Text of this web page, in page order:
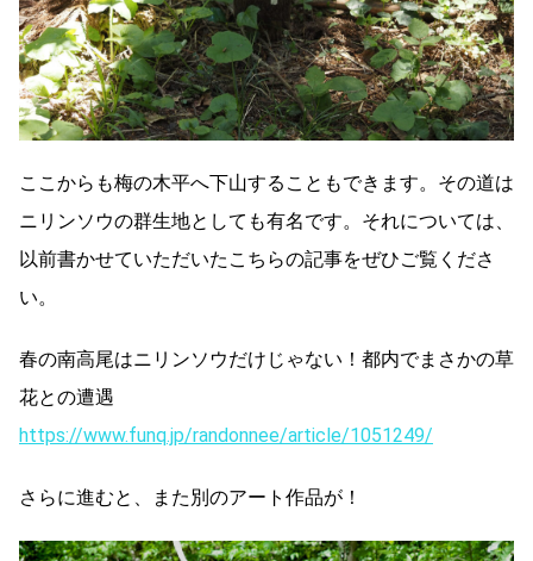
ここからも梅の木平へ下山することもできます。その道は
ニリンソウの群生地としても有名です。それについては、
以前書かせていただいたこちらの記事をぜひご覧くださ
い。
春の南高尾はニリンソウだけじゃない！都内でまさかの草
花との遭遇
https://www.funq.jp/randonnee/article/1051249/
さらに進むと、また別のアート作品が！